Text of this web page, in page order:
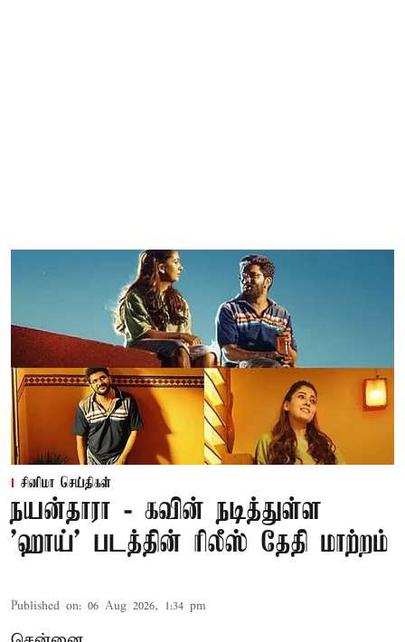
சினிமா செய்திகள்
நயன்தாரா - கவின் நடித்துள்ள
'ஹாய்' படத்தின் ரிலீஸ் தேதி மாற்றம்
Published on: 06 Aug 2026, 1:34 pm